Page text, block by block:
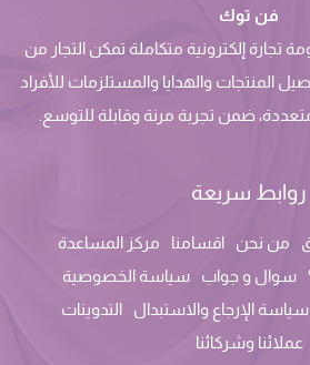
فن توك
إلكترونية متكاملة تمكن التجار من
المنتجات والهدايا والمستلزمات للأفراد
ضمن تجربة مرنة وقابلة للتوسع.
روابط سريعة
من نحن اقسامنا
مركز المساعدة
سوال و جواب
سياسة الخصوصية
سياسة الإرجاع والاستبدال
التدوينات
عملائنا وشركائنا